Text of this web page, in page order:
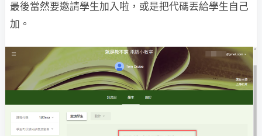
最後當然要邀請學生加入啦，或是把代碼丟給學生自己
加。